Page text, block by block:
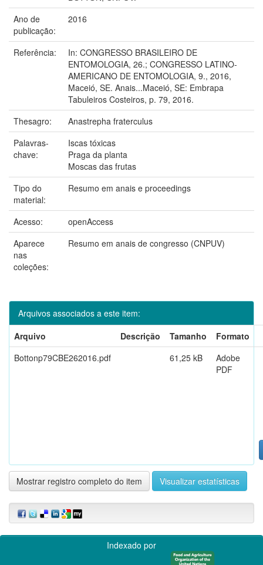
Ano de
publicação:
2016
Referência:
In: CONGRESSO BRASILEIRO DE
ENTOMOLOGIA, 26.; CONGRESSO LATINO-
AMERICANO DE ENTOMOLOGIA, 9., 2016,
Maceió, SE. Anais...Maceió, SE: Embrapa
Tabuleiros Costeiros, p. 79, 2016.
Thesagro:
Anastrepha fraterculus
Palavras-
chave:
Iscas tóxicas
Praga da planta
Moscas das frutas
Tipo do
material:
Resumo em anais e proceedings
Acesso:
openAccess
Aparece
nas
coleções:
Resumo em anais de congresso (CNPUV)
Arquivos associados a este item:
Arquivo
Descrição Tamanho
Formato
Bottonp79CBE262016.pdf
61,25 kB
Adobe
PDF
Mostrar registro completo do item Visualizar estatísticas
Indexado por